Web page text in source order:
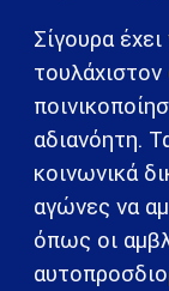
Σίγουρα
αδιανόητη.
κοινωνικά
αγώνες να
όπως οι